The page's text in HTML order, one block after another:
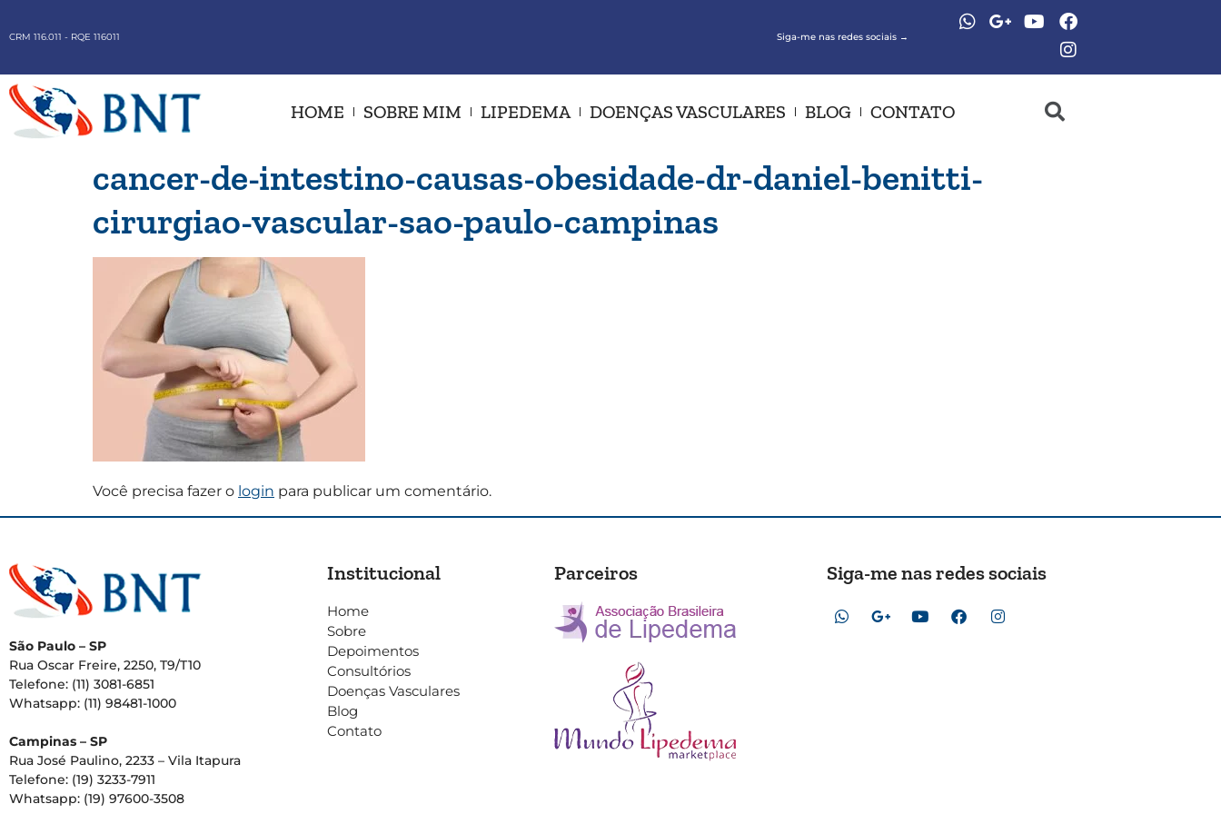
CRM 116.011 - RQE 116011 Siga-me nas redes sociais →
HOME SOBRE MIM LIPEDEMA DOENÇAS VASCULARES BLOG CONTATO
cancer-de-intestino-causas-obesidade-dr-daniel-benitti-
cirurgiao-vascular-sao-paulo-campinas
Você precisa fazer o login para publicar um comentário.
São Paulo – SP
Rua Oscar Freire, 2250, T9/T10
Telefone: (11) 3081-6851
Whatsapp: (11) 98481-1000
Campinas – SP
Rua José Paulino, 2233 – Vila Itapura
Telefone: (19) 3233-7911
Whatsapp: (19) 97600-3508
Institucional
Home
Sobre
Depoimentos
Consultórios
Doenças Vasculares
Blog
Contato
Parceiros Siga-me nas redes sociais